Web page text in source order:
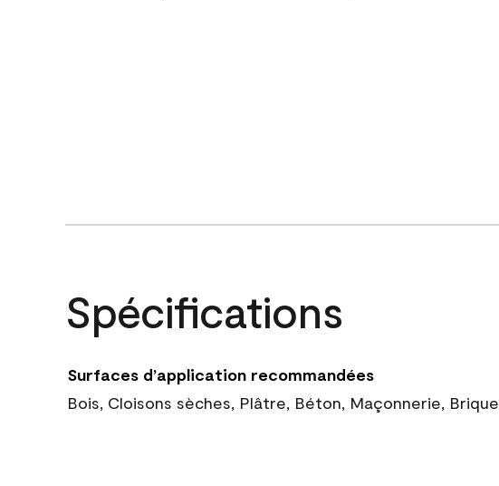
Spécifications
Surfaces d’application recommandées
Bois, Cloisons sèches, Plâtre, Béton, Maçonnerie, Brique